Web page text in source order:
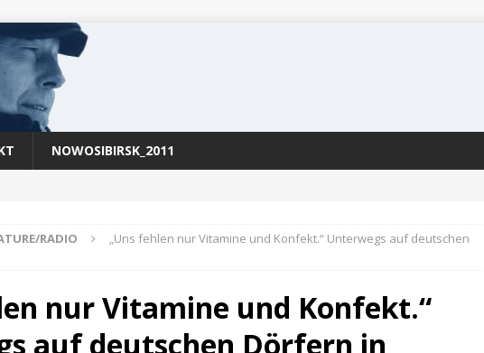
NOWOSIBIRSK_2011
RADIO
„Uns fehlen nur Vitamine und Konfekt.“ Unterwegs auf deutschen
nur Vitamine und Konfekt.“
auf deutschen Dörfern in